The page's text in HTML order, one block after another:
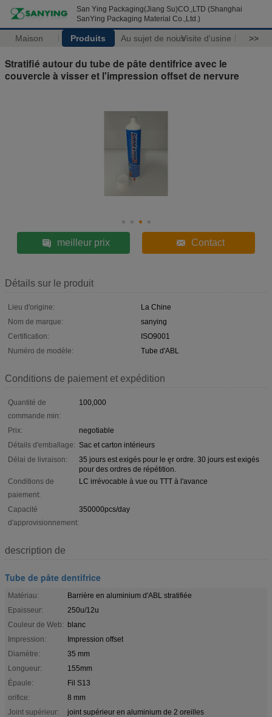
San Ying Packaging(Jiang Su)CO.,LTD (Shanghai
SanYing Packaging Material Co.,Ltd.)
Maison Produits Au sujet de nousVisite d'usine >>
Stratifié autour du tube de pâte dentifrice avec le
couvercle à visser et l'impression offset de nervure
meilleur prix Contact
Détails sur le produit
Lieu d'origine:
La Chine
Nom de marque:
sanying
Certification:
ISO9001
Numéro de modèle:
Tube d'ABL
Conditions de paiement et expédition
Quantité de
commande min:
100,000
Prix:
negotiable
Détails d'emballage: Sac et carton intérieurs
Délai de livraison:
35 jours est exigés pour le ęr ordre. 30 jours est exigés
pour des ordres de répétition.
Conditions de
paiement:
LC irrévocable à vue ou TTT à l'avance
Capacité
d'approvisionnement:
350000pcs/day
description de
Tube de pâte dentifrice
Matériau:
Barrière en aluminium d'ABL stratifiée
Epaisseur:
250u/12u
Couleur de Web: blanc
Impression:
Impression offset
Diamètre:
35 mm
Longueur:
155mm
Épaule:
Fil S13
orifice:
8 mm
Joint supérieur:
joint supérieur en aluminium de 2 oreilles